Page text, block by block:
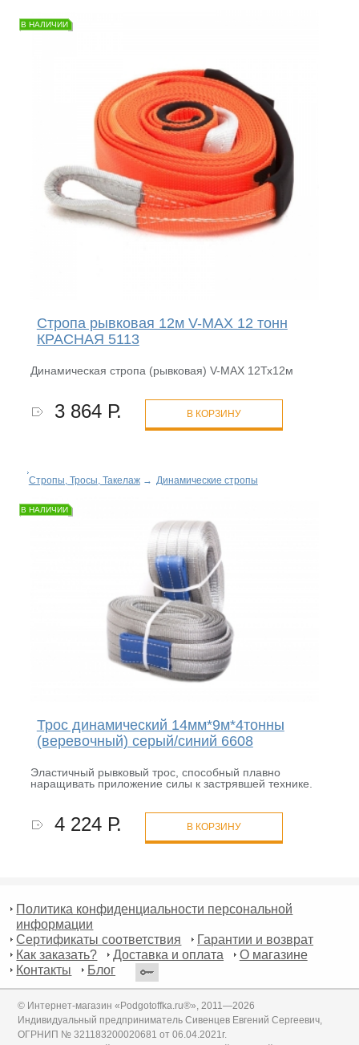
В НАЛИЧИИ
Стропа рывковая 12м V-MAX 12 тонн
КРАСНАЯ 5113
Динамическая стропа (рывковая) V-MAX 12Тх12м
3 864 Р. В КОРЗИНУ
Стропы, Тросы, Такелаж→ Динамические стропы
В НАЛИЧИИ
Трос динамический 14мм*9м*4тонны
(веревочный) серый/синий 6608
Эластичный рывковый трос, способный плавно
наращивать приложение силы к застрявшей технике.
4 224 Р. В КОРЗИНУ
Политика конфиденциальности персональной
информации
Сертификаты соответствия
Гарантии и возврат
Как заказать?
Доставка и оплата
О магазине
Контакты
Блог
© Интернет-магазин «Podgotoffka.ru®», 2011—2026
Индивидуальный предприниматель Сивенцев Евгений Сергеевич,
ОГРНИП № 321183200020681 от 06.04.2021г.